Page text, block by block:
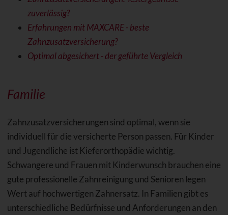
zuverlässig?
Erfahrungen mit MAXCARE - beste
Zahnzusatzversicherung?
Optimal abgesichert - der geführte Vergleich
Familie
Zahnzusatzversicherungen sind optimal, wenn sie
individuell für die versicherte Person passen. Für Kinder
und Jugendliche ist Kieferorthopädie wichtig.
Schwangere und Frauen mit Kinderwunsch brauchen eine
gute professionelle Zahnreinigung und Senioren legen
Wert auf hochwertigen Zahnersatz. In Familien gibt es
unterschiedliche Bedürfnisse und Anforderungen an den